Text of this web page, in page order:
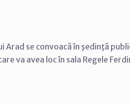
Arad se convoacă în şedinţă
va avea loc în sala Regele